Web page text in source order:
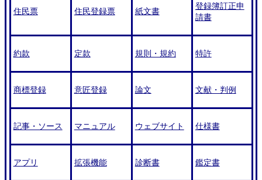
住民票 住民登録票 紙文書
登録簿訂正申
請書
約款 定款 規則・規約 特許
商標登録 意匠登録 論文 文献・判例
記事・ソース マニュアル ウェブサイト 仕様書
アプリ 拡張機能 診断書 鑑定書